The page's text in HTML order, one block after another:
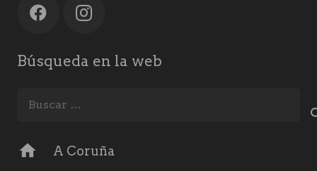
Búsqueda en la web
home A Coruña